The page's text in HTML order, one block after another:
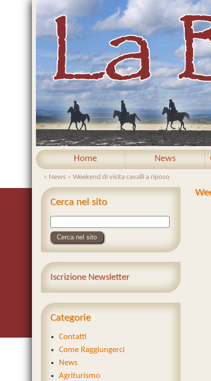
Home News
» News »Weekend di visita cavalli a riposo
Cerca nel sito
Iscrizione Newsletter
Categorie
Contatti
Come Raggiungerci
News
Agriturismo